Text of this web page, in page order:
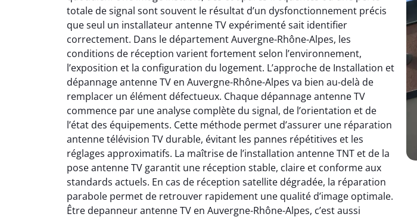
totale de signal sont souvent le résultat d’un dysfonctionnement précis
que seul un installateur antenne TV expérimenté sait identifier
correctement. Dans le département Auvergne-Rhône-Alpes, les
conditions de réception varient fortement selon l’environnement,
l’exposition et la configuration du logement. L’approche de Installation et
dépannage antenne TV en Auvergne-Rhône-Alpes va bien au-delà de
remplacer un élément défectueux. Chaque dépannage antenne TV
commence par une analyse complète du signal, de l’orientation et de
l’état des équipements. Cette méthode permet d’assurer une réparation
antenne télévision TV durable, évitant les pannes répétitives et les
réglages approximatifs. La maîtrise de l’installation antenne TNT et de la
pose antenne TV garantit une réception stable, claire et conforme aux
standards actuels. En cas de réception satellite dégradée, la réparation
parabole permet de retrouver rapidement une qualité d’image optimale.
Être depanneur antenne TV en Auvergne-Rhône-Alpes, c’est aussi